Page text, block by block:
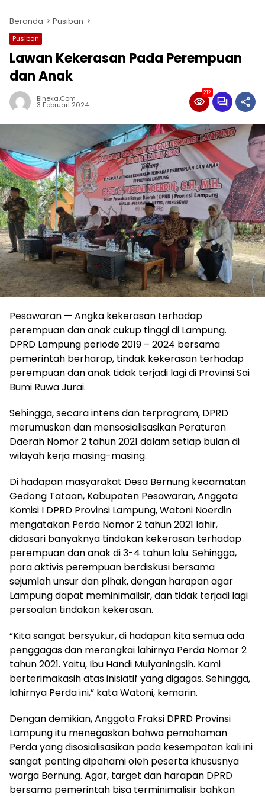
Beranda Pusiban
Pusiban
Lawan Kekerasan Pada Perempuan
dan Anak
Bineka.com
3 Februari 2024
212
Pesawaran — Angka kekerasan terhadap
perempuan dan anak cukup tinggi di Lampung.
DPRD Lampung periode 2019 – 2024 bersama
pemerintah berharap, tindak kekerasan terhadap
perempuan dan anak tidak terjadi lagi di Provinsi Sai
Bumi Ruwa Jurai.
Sehingga, secara intens dan terprogram, DPRD
merumuskan dan mensosialisasikan Peraturan
Daerah Nomor 2 tahun 2021 dalam setiap bulan di
wilayah kerja masing-masing.
Di hadapan masyarakat Desa Bernung kecamatan
Gedong Tataan, Kabupaten Pesawaran, Anggota
Komisi I DPRD Provinsi Lampung, Watoni Noerdin
mengatakan Perda Nomor 2 tahun 2021 lahir,
didasari banyaknya tindakan kekerasan terhadap
perempuan dan anak di 3-4 tahun lalu. Sehingga,
para aktivis perempuan berdiskusi bersama
sejumlah unsur dan pihak, dengan harapan agar
Lampung dapat meminimalisir, dan tidak terjadi lagi
persoalan tindakan kekerasan.
“Kita sangat bersyukur, di hadapan kita semua ada
penggagas dan merangkai lahirnya Perda Nomor 2
tahun 2021. Yaitu, Ibu Handi Mulyaningsih. Kami
berterimakasih atas inisiatif yang digagas. Sehingga,
lahirnya Perda ini,” kata Watoni, kemarin.
Dengan demikian, Anggota Fraksi DPRD Provinsi
Lampung itu menegaskan bahwa pemahaman
Perda yang disosialisasikan pada kesempatan kali ini
sangat penting dipahami oleh peserta khususnya
warga Bernung. Agar, target dan harapan DPRD
bersama pemerintah bisa terminimalisir bahkan